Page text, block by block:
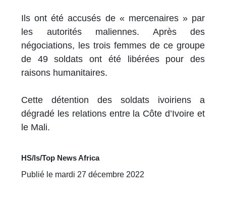
Ils ont été accusés de « mercenaires » par
les autorités maliennes. Après des
négociations, les trois femmes de ce groupe
de 49 soldats ont été libérées pour des
raisons humanitaires.
Cette détention des soldats ivoiriens a
dégradé les relations entre la Côte d’Ivoire et
le Mali.
HS/ls/Top News Africa
Publié le mardi 27 décembre 2022